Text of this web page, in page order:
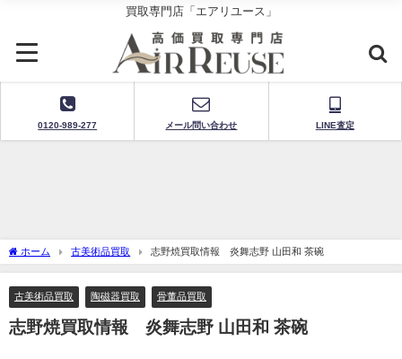
買取専門店「エアリユース」
0120-989-277 メール問い合わせ LINE査定
ホーム 古美術品買取 志野焼買取情報 炎舞志野 山田和 茶碗
古美術品買取 陶磁器買取 骨董品買取
志野焼買取情報 炎舞志野 山田和 茶碗